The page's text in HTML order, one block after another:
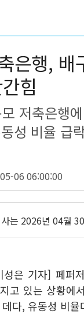
은행,
힘
저축은행
성 비율 급
06 06:00:00
는 2026년 04월
성은 기자] 페퍼
고 있는 상황에
다, 유동성 비